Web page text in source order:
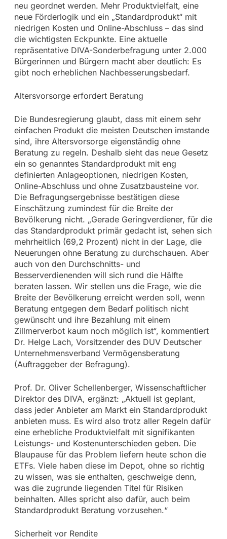
neu geordnet werden. Mehr Produktvielfalt, eine
neue Förderlogik und ein „Standardprodukt“ mit
niedrigen Kosten und Online-Abschluss – das sind
die wichtigsten Eckpunkte. Eine aktuelle
repräsentative DIVA-Sonderbefragung unter 2.000
Bürgerinnen und Bürgern macht aber deutlich: Es
gibt noch erheblichen Nachbesserungsbedarf.
Altersvorsorge erfordert Beratung
Die Bundesregierung glaubt, dass mit einem sehr
einfachen Produkt die meisten Deutschen imstande
sind, ihre Altersvorsorge eigenständig ohne
Beratung zu regeln. Deshalb sieht das neue Gesetz
ein so genanntes Standardprodukt mit eng
definierten Anlageoptionen, niedrigen Kosten,
Online-Abschluss und ohne Zusatzbausteine vor.
Die Befragungsergebnisse bestätigen diese
Einschätzung zumindest für die Breite der
Bevölkerung nicht. „Gerade Geringverdiener, für die
das Standardprodukt primär gedacht ist, sehen sich
mehrheitlich (69,2 Prozent) nicht in der Lage, die
Neuerungen ohne Beratung zu durchschauen. Aber
auch von den Durchschnitts- und
Besserverdienenden will sich rund die Hälfte
beraten lassen. Wir stellen uns die Frage, wie die
Breite der Bevölkerung erreicht werden soll, wenn
Beratung entgegen dem Bedarf politisch nicht
gewünscht und ihre Bezahlung mit einem
Zillmerverbot kaum noch möglich ist“, kommentiert
Dr. Helge Lach, Vorsitzender des DUV Deutscher
Unternehmensverband Vermögensberatung
(Auftraggeber der Befragung).
Prof. Dr. Oliver Schellenberger, Wissenschaftlicher
Direktor des DIVA, ergänzt: „Aktuell ist geplant,
dass jeder Anbieter am Markt ein Standardprodukt
anbieten muss. Es wird also trotz aller Regeln dafür
eine erhebliche Produktvielfalt mit signifikanten
Leistungs- und Kostenunterschieden geben. Die
Blaupause für das Problem liefern heute schon die
ETFs. Viele haben diese im Depot, ohne so richtig
zu wissen, was sie enthalten, geschweige denn,
was die zugrunde liegenden Titel für Risiken
beinhalten. Alles spricht also dafür, auch beim
Standardprodukt Beratung vorzusehen.“
Sicherheit vor Rendite